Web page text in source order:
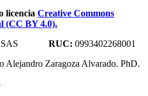
licencia Creative Commons
(CC BY 4.0).
SAS RUC: 0993402268001
Alejandro Zaragoza Alvarado. PhD.